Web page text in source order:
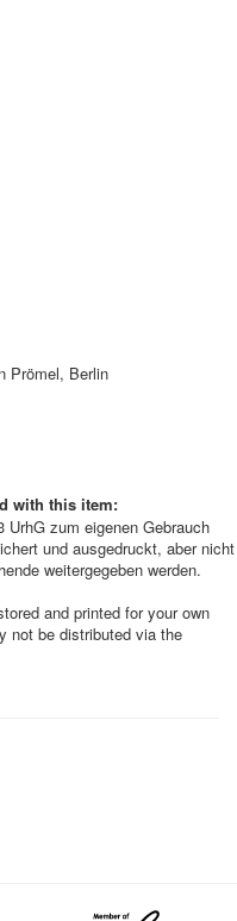
Prömel, Berlin
with this item:
zum eigenen Gebrauch
und ausgedruckt, aber nicht
weitergegeben werden.
and printed for your own
not be distributed via the